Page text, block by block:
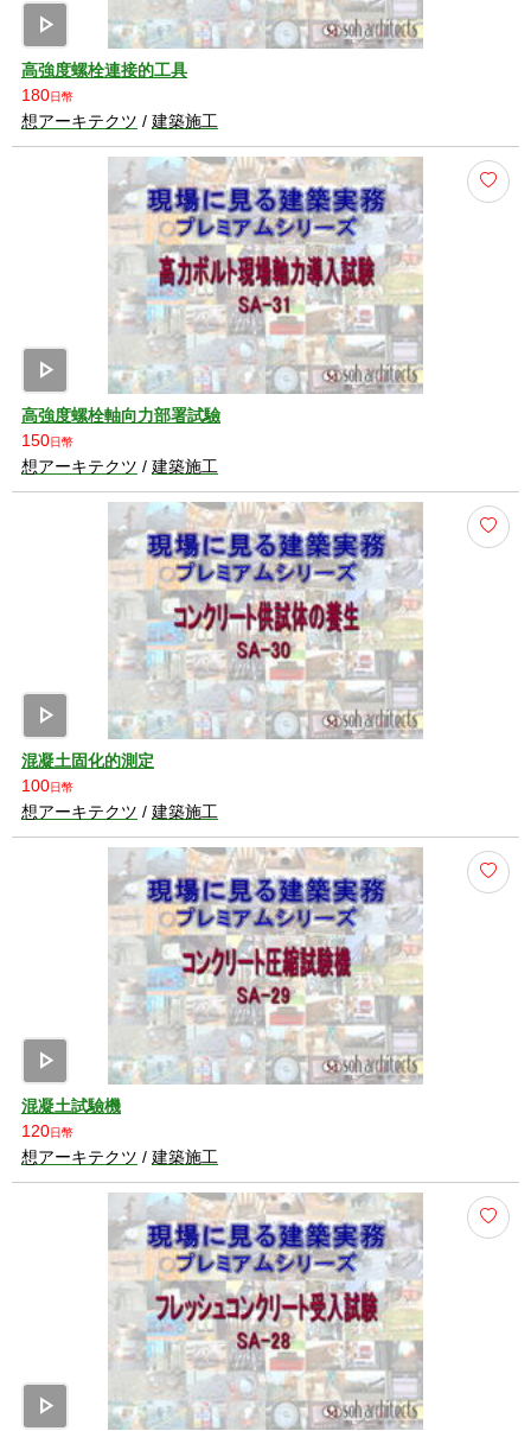
play_arrow
高強度螺栓連接的工具
180日幣
想アーキテクツ / 建築施工
play_arrow
高強度螺栓軸向力部署試驗
150日幣
想アーキテクツ / 建築施工
play_arrow
混凝土固化的測定
100日幣
想アーキテクツ / 建築施工
play_arrow
混凝土試驗機
120日幣
想アーキテクツ / 建築施工
play_arrow